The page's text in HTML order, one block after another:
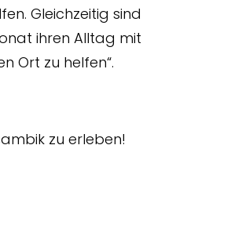
Gleichzeitig sind
ihren Alltag mit
Ort zu helfen“.
zu erleben!